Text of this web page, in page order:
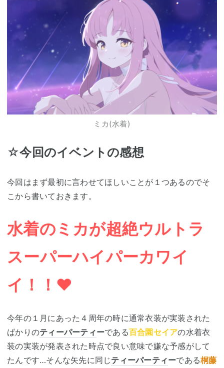
ミカ(水着)
☆今回のイベントの感想
今回はまず最初に言わせてほしいことが１つあるのでそ
こから書いておきます。
水着のミカが超絶ウルトラ
スーパーハイパーカワイ
イ！！❤
今年の１月にあった４周年の時に通常衣装が実装された
ばかりのティーパーティーである百合園セイアの水着衣
装の実装が発表された時点で良い意味で嫌な予感がして
たんです…そんな矢先に同じティーパーティーである桐藤